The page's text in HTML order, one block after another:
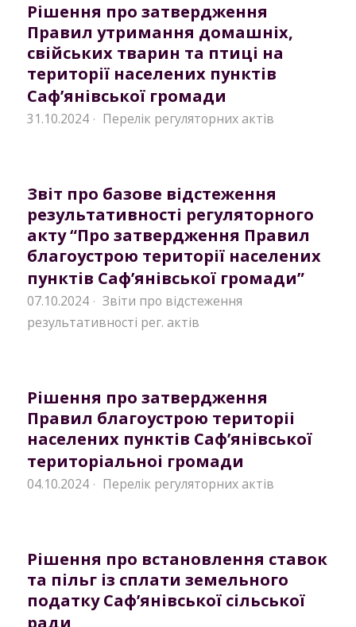
Рішення про затвердження
Правил утримання домашніх,
свійських тварин та птиці на
території населених пунктів
Саф’янівської громади
31.10.2024 · Перелік регуляторних актів
Звіт про базове відстеження
результативності регуляторного
акту “Про затвердження Правил
благоустрою території населених
пунктів Саф’янівської громади”
07.10.2024 · Звіти про відстеження
результативності рег. актів
Рішення про затвердження
Правил благоустрою територii
населених пунктiв Саф’янiвської
територiальноi громади
04.10.2024 · Перелік регуляторних актів
Рішення про встановлення ставок
та пільг із сплати земельного
податку Саф’янівської сільської
ради